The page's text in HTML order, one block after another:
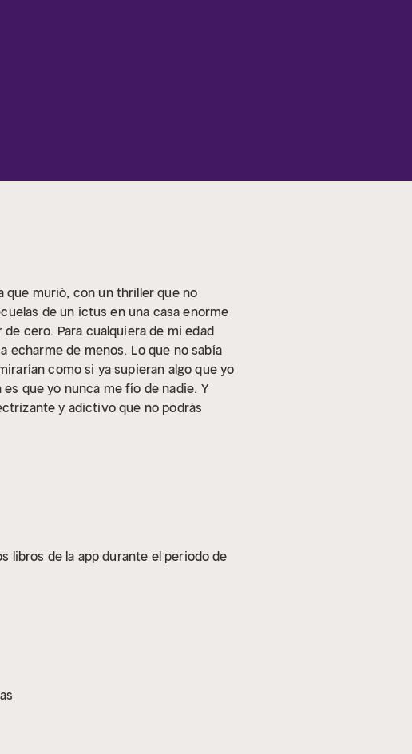
que murió, con un thriller que no
de un ictus en una casa enorme
cero. Para cualquiera de mi edad
echarme de menos. Lo que no sabía
como si ya supieran algo que yo
es que yo nunca me fío de nadie. Y
y adictivo que no podrás
libros de la app durante el periodo de